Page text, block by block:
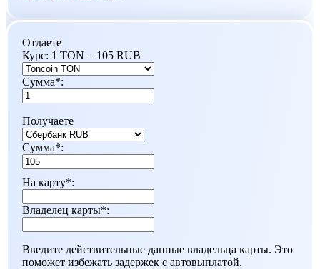
Отдаете
Курс: 1 TON = 105 RUB
Сумма*:
Получаете
Сумма*:
На карту*:
Владелец карты*:
Введите действительные данные владельца карты. Это
поможет избежать задержек с автовыплатой.